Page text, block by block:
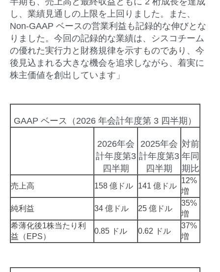
し、業績見通しの上限を上回りました。また、
Non-GAAP ベースの営業利益も記録的な伸びとな
りました。今回の記録的な業績は、シスコチーム
の優れた実行力と財務規律を示すものであり、今
後見込まれる大きな機会を追求しながら、着実に
株主価値を創出しています」
GAAP ベース（2026 年会計年度第 3 四半期）
2026年会
計年度第3
四半期
2025年会
計年度第3
四半期
対前
年同
期比
売上高 158 億ドル 141 億ドル
12%
増
純利益 34 億ドル 25 億ドル
35%
増
希薄化後1株当たり利
益（EPS）
0.85 ドル 0.62 ドル
37%
増